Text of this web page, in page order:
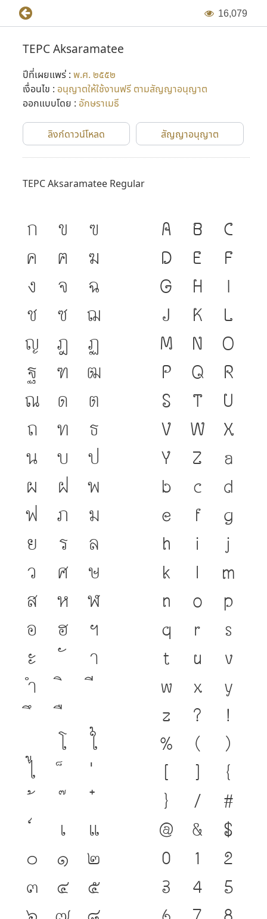
16,079
ฟอนต์ในงานพิมพ์ ช่วยลดปัญหาการละเมิดลิขสิทธิ์แบบตัวพิมพ์
เหมาะสม อีกทั้งยังอนุญาตให้ใช้แบบตัวพิมพ์ได้อย่างเสรี และ
สามารถนำไปพัฒนาต่อยอดได้ เผยแพร่ครั้งแรกในปี พ.ศ. ๒๕๔๖
(เวอร์ชั่น 1) หลังจากนั้น มีการปรับปรุงแก้ไขใหม่อีกครั้ง เพื่อให้
สามารถใช้งานได้อย่างมีประสิทธิภาพดียิ่งขึ้นใน เวอร์ชั่น 2 (พ.ศ.
สำนักพิมพ์ Core Function. ISBN 974-93008-0-7
TEPC Aksaramatee
ปีที่เผยแพร่ : พ.ศ. ๒๕๕๒
เงื่อนไข : อนุญาตให้ใช้งานฟรี ตามสัญญาอนุญาต
ออกแบบโดย : อักษราเมธี
ลิงก์ดาวน์โหลด สัญญาอนุญาต
TEPC Aksaramatee Regular
ก ข
ฃ
ค
ฅ
ฆ
ง
จ
ฉ
ช
ซ
ฌ
ญ
ฎ
ฏ
ฐ
ฑ
ฒ
ณ
ด
ต
ถ
ท
ธ
น
บ
ป
ผ
ฝ
พ
ฟ
ภ
ม
ย
ร
ล
ว
ศ
ษ
ส
ห
ฬ
อ
ฮ
ฯ
ะ
า
ำ
โ
ใ
ไ
เ
แ
๐
๑
๒
๓
๔
๕
๖
๗
๘
A B
C
D
E
F
G
H
I
J
K
L
M
N
O
P
Q
R
S
T
U
V
W
X
Y
Z
a
b
c
d
e
f
g
h
i
j
k
l
m
n
o
p
q
r
s
t
u
v
w
x
y
z
?
!
%
(
)
[
]
{
}
/
#
@
&
$
0
1
2
3
4
5
6
7
8